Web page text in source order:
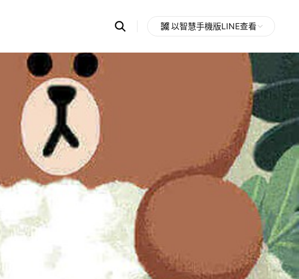
Search
OpenChats
messages
search
以智慧手機版LINE查看